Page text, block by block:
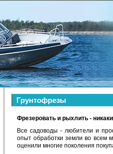
Грунтофрезы
Фрезеровать и рыхлить -
Все садоводы - любители и
опыт обработки земли во всем
оценили многие поколения